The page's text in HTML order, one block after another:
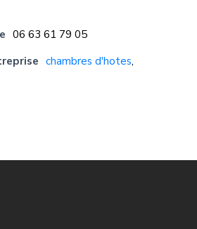
06 63 61 79 05
chambres d'hotes,